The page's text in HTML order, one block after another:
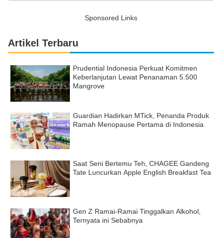
Sponsored Links
Artikel Terbaru
Prudential Indonesia Perkuat Komitmen
Keberlanjutan Lewat Penanaman 5.500
Mangrove
Guardian Hadirkan MTick, Penanda Produk
Ramah Menopause Pertama di Indonesia
Saat Seni Bertemu Teh, CHAGEE Gandeng
Tate Luncurkan Apple English Breakfast Tea
Gen Z Ramai-Ramai Tinggalkan Alkohol,
Ternyata ini Sebabnya